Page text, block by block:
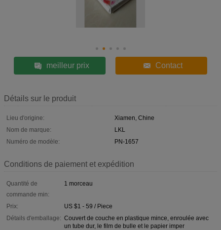
meilleur prix Contact
Détails sur le produit
Lieu d'origine:
Xiamen, Chine
Nom de marque:
LKL
Numéro de modèle:
PN-1657
Conditions de paiement et expédition
Quantité de
commande min:
1 morceau
Prix:
US $1 - 59 / Piece
Détails d'emballage: Couvert de couche en plastique mince, enroulée avec
un tube dur, le film de bulle et le papier imper